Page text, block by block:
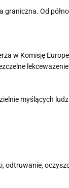
graniczna. Od
w Komisję
myślących
odtruwanie,